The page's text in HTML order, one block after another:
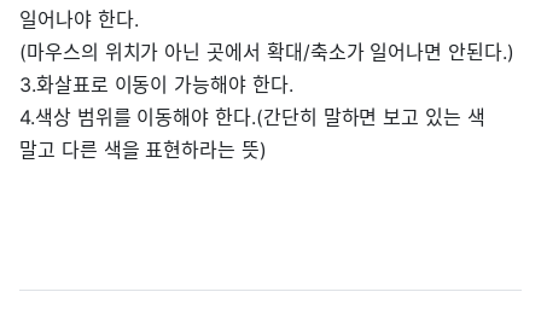
일어나야 한다.
(마우스의 위치가 아닌 곳에서 확대/축소가 일어나면 안된다.)
3.화살표로 이동이 가능해야 한다.
4.색상 범위를 이동해야 한다.(간단히 말하면 보고 있는 색
말고 다른 색을 표현하라는 뜻)